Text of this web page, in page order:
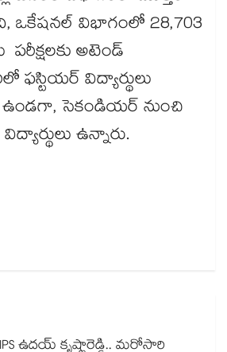
ఒకేషనల్ విభాగంలో 28,703
పరీక్షలకు అటెండ్
ఫస్టియర్ విద్యార్థులు
ఉండగా, సెకండియర్ నుంచి
ఉన్నారు.
ఉదయ్ కృష్ణారెడ్డి.. మరోసారి